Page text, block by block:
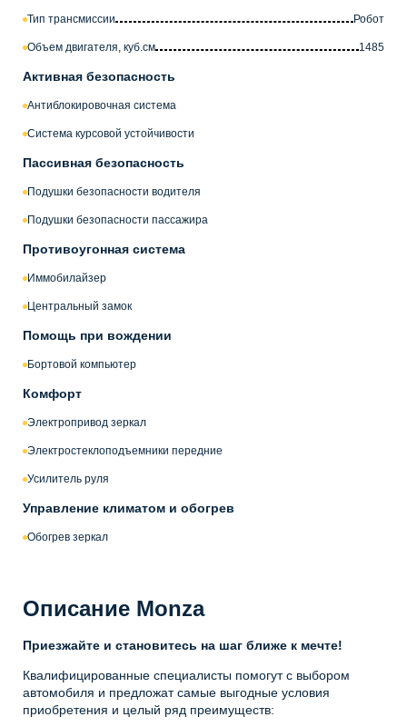
Тип трансмиссии Робот
Объем двигателя, куб.см 1485
Активная безопасность
Антиблокировочная система
Система курсовой устойчивости
Пассивная безопасность
Подушки безопасности водителя
Подушки безопасности пассажира
Противоугонная система
Иммобилайзер
Центральный замок
Помощь при вождении
Бортовой компьютер
Комфорт
Электропривод зеркал
Электростеклоподъемники передние
Усилитель руля
Управление климатом и обогрев
Обогрев зеркал
Описание Monza
Приезжайте и становитесь на шаг ближе к мечте!
Квалифицированные специалисты помогут с выбором
автомобиля и предложат самые выгодные условия
приобретения и целый ряд преимуществ: